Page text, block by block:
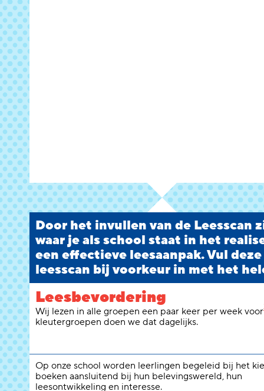
Door het invullen van de Leesscan
waar je als school staat in het
een effectieve leesaanpak. Vul deze
leesscan bij voorkeur in met het
Leesbevordering
Wij lezen in alle groepen een paar keer per week voor
kleutergroepen doen we dat dagelijks.
Op onze school worden leerlingen begeleid bij het
boeken aansluitend bij hun belevingswereld, hun
leesontwikkeling en interesse.